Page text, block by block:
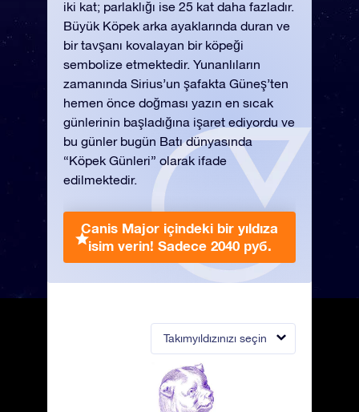
Takımyıldızınızı seçin
iki kat; parlaklığı ise 25 kat daha fazladır.
Büyük Köpek arka ayaklarında duran ve
bir tavşanı kovalayan bir köpeği
sembolize etmektedir. Yunanlıların
zamanında Sirius’un şafakta Güneş’ten
hemen önce doğması yazın en sıcak
günlerinin başladığına işaret ediyordu ve
bu günler bugün Batı dünyasında
“Köpek Günleri” olarak ifade
edilmektedir.
Canis Major içindeki bir yıldıza
isim verin! Sadece 2040 руб.